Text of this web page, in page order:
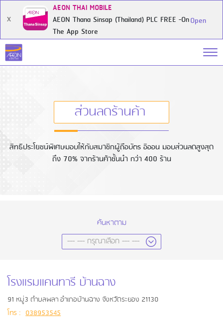
X
AEON THAI MOBILE
AEON Thana Sinsap (Thailand) PLC FREE -On
The App Store
Open
ส่วนลดร้านค้า
สิทธิประโยชน์พิเศษมอบให้กับสมาชิกผู้ถือบัตร อิออน มอบส่วนลดสูงสุด
ถึง 70% จากร้านค้าชั้นนำ กว่า 400 ร้าน
ค้นหาตาม
โรงแรมแคนทารี บ้านฉาง
91 หมู่3 ตำบลพลา อำเภอบ้านฉาง จังหวัดระยอง 21130
โทร : 038953545